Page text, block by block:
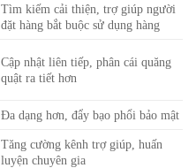
Tìm kiếm cải thiện, trợ giúp người
đặt hàng bắt buộc sử dụng hàng
Cập nhật liên tiếp, phân cái quăng
quật ra tiết hơn
Đa dạng hơn, đẩy bạo phổi bảo mật
Tăng cường kênh trợ giúp, huấn
luyện chuyên gia